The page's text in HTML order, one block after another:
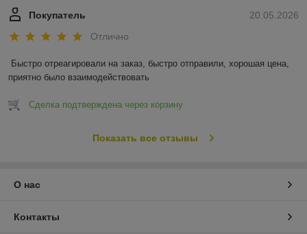
20.05.2026
Покупатель
Отлично
Быстро отреагировали на заказ, быстро отправили, хорошая цена,
приятно было взаимодействовать
Сделка подтверждена через корзину
Показать все отзывы
О нас
Контакты